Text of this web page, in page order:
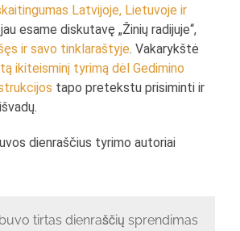
Latvijoje, Lietuvoje ir
esame diskutavę „Žinių radijuje“,
ir savo tinklaraštyje. Vakarykštė
ikiteisminį tyrimą dėl Gedimino
tapo pretekstu prisiminti ir
dienraščius tyrimo autoriai
tirtas dienraščių sprendimas